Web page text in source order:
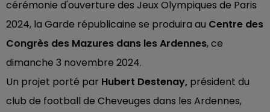
cérémonie d'ouverture des Jeux Olympiques de Paris
2024, la Garde républicaine se produira au Centre des
Congrès des Mazures dans les Ardennes, ce
dimanche 3 novembre 2024.
Un projet porté par Hubert Destenay, président du
club de football de Cheveuges dans les Ardennes,